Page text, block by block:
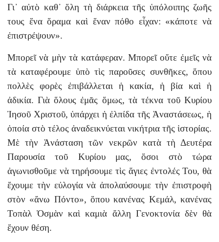
Γι᾽ αὐτὸ καθ᾽ ὅλη τὴ διάρκεια τῆς ὑπόλοιπης ζωῆς
τους ἕνα ὅραμα καὶ ἕναν πόθο εἶχαν: «κάποτε νὰ
ἐπιστρέψουν».
Μπορεῖ νὰ μὴν τὰ κατάφεραν. Μπορεῖ οὔτε ἐμεῖς νὰ
τὰ καταφέρουμε ὑπὸ τὶς παροῦσες συνθῆκες, ὅπου
πολλὲς φορὲς ἐπιβάλλεται ἡ κακία, ἡ βία καὶ ἡ
ἀδικία. Γιὰ ὅλους ἐμᾶς ὅμως, τὰ τέκνα τοῦ Κυρίου
Ἰησοῦ Χριστοῦ, ὑπάρχει ἡ ἐλπίδα τῆς Ἀναστάσεως, ἡ
ὁποία στὸ τέλος ἀναδεικνύεται νικήτρια τῆς ἱστορίας.
Μὲ τὴν Ἀνάσταση τῶν νεκρῶν κατὰ τὴ Δευτέρα
Παρουσία τοῦ Κυρίου μας, ὅσοι στὸ τώρα
ἀγωνισθοῦμε νὰ τηρήσουμε τὶς ἅγιες ἐντολές Του, θὰ
ἔχουμε τὴν εὐλογία νὰ ἀπολαύσουμε τὴν ἐπιστροφὴ
στὸν «ἄνω Πόντο», ὅπου κανένας Κεμάλ, κανένας
Τοπὰλ Ὀσμὰν καὶ καμιὰ ἄλλη Γενοκτονία δὲν θὰ
ἔχουν θέση.